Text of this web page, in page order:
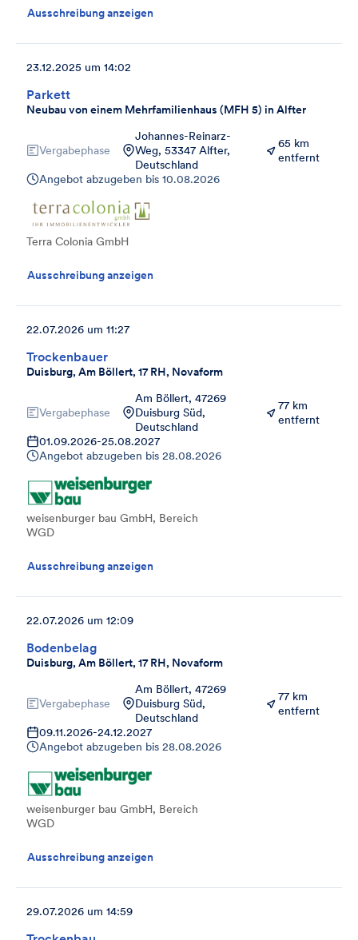
Ausschreibung anzeigen
Parkett
Neubau von einem Mehrfamilienhaus (MFH 5) in Alfter
23.12.2025 um 14:02
Vergabephase
Johannes-Reinarz-
Weg, 53347 Alfter,
Deutschland
65 km
entfernt
Angebot abzugeben bis 10.08.2026
Terra Colonia GmbH
Ausschreibung anzeigen
Trockenbauer
Duisburg, Am Böllert, 17 RH, Novaform
22.07.2026 um 11:27
Vergabephase
Am Böllert, 47269
Duisburg Süd,
Deutschland
77 km
entfernt
01.09.2026-25.08.2027
Angebot abzugeben bis 28.08.2026
weisenburger bau GmbH, Bereich
WGD
Ausschreibung anzeigen
Bodenbelag
Duisburg, Am Böllert, 17 RH, Novaform
22.07.2026 um 12:09
Vergabephase
Am Böllert, 47269
Duisburg Süd,
Deutschland
77 km
entfernt
09.11.2026-24.12.2027
Angebot abzugeben bis 28.08.2026
weisenburger bau GmbH, Bereich
WGD
Ausschreibung anzeigen
29.07.2026 um 14:59